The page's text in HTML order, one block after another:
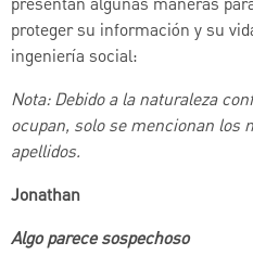
presentan algunas maneras
proteger su información y su
ingeniería social:
Nota: Debido a la naturaleza
ocupan, solo se mencionan los
apellidos.
Jonathan
Algo parece sospechoso